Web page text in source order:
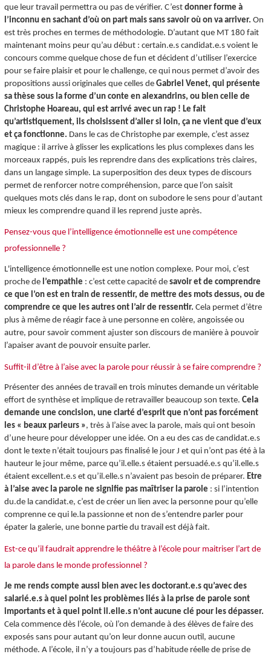
que leur travail permettra ou pas de vérifier. C’est donner forme à
l’inconnu en sachant d’où on part mais sans savoir où on va arriver. On
est très proches en termes de méthodologie. D’autant que MT 180 fait
maintenant moins peur qu’au début : certain.e.s candidat.e.s voient le
concours comme quelque chose de fun et décident d’utiliser l’exercice
pour se faire plaisir et pour le challenge, ce qui nous permet d’avoir des
propositions aussi originales que celles de Gabriel Venet, qui présente
sa thèse sous la forme d’un conte en alexandrins, ou bien celle de
Christophe Hoareau, qui est arrivé avec un rap ! Le fait
qu’artistiquement, ils choisissent d’aller si loin, ça ne vient que d’eux
et ça fonctionne. Dans le cas de Christophe par exemple, c’est assez
magique : il arrive à glisser les explications les plus complexes dans les
morceaux rappés, puis les reprendre dans des explications très claires,
dans un langage simple. La superposition des deux types de discours
permet de renforcer notre compréhension, parce que l’on saisit
quelques mots clés dans le rap, dont on subodore le sens pour d’autant
mieux les comprendre quand il les reprend juste après.
Pensez-vous que l’intelligence émotionnelle est une compétence
professionnelle ?
L'intelligence émotionnelle est une notion complexe. Pour moi, c’est
proche de l’empathie : c’est cette capacité de savoir et de comprendre
ce que l’on est en train de ressentir, de mettre des mots dessus, ou de
comprendre ce que les autres ont l’air de ressentir. Cela permet d’être
plus à même de réagir face à une personne en colère, angoissée ou
autre, pour savoir comment ajuster son discours de manière à pouvoir
l’apaiser avant de pouvoir ensuite parler.
Suffit-il d’être à l’aise avec la parole pour réussir à se faire comprendre ?
Présenter des années de travail en trois minutes demande un véritable
effort de synthèse et implique de retravailler beaucoup son texte. Cela
demande une concision, une clarté d’esprit que n’ont pas forcément
les « beaux parleurs », très à l’aise avec la parole, mais qui ont besoin
d’une heure pour développer une idée. On a eu des cas de candidat.e.s
dont le texte n’était toujours pas finalisé le jour J et qui n’ont pas été à la
hauteur le jour même, parce qu’il.elle.s étaient persuadé.e.s qu’il.elle.s
étaient excellent.e.s et qu’il.elle.s n’avaient pas besoin de préparer. Etre
à l’aise avec la parole ne signifie pas maîtriser la parole : si l’intention
du.de la candidat.e, c’est de créer un lien avec la personne pour qu’elle
comprenne ce qui le.la passionne et non de s’entendre parler pour
épater la galerie, une bonne partie du travail est déjà fait.
Est-ce qu’il faudrait apprendre le théâtre à l’école pour maitriser l’art de
la parole dans le monde professionnel ?
Je me rends compte aussi bien avec les doctorant.e.s qu’avec des
salarié.e.s à quel point les problèmes liés à la prise de parole sont
importants et à quel point il.elle.s n’ont aucune clé pour les dépasser.
Cela commence dès l’école, où l’on demande à des élèves de faire des
exposés sans pour autant qu’on leur donne aucun outil, aucune
méthode. A l’école, il n’y a toujours pas d’habitude réelle de prise de